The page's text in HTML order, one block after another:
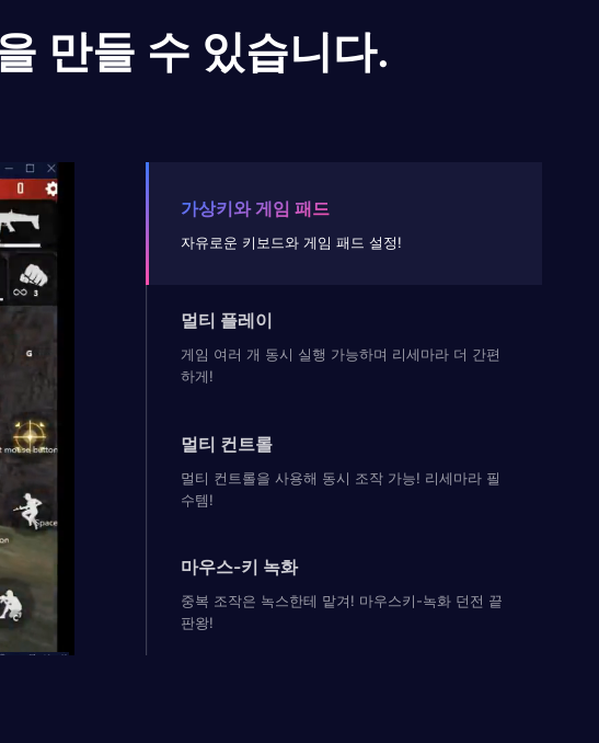
만들 수 있습니다.
가상키와 게임 패드
자유로운 키보드와 게임 패드 설정!
멀티 플레이
게임 여러 개 동시 실행 가능하며 리세마라 더 간편
하게!
멀티 컨트롤
멀티 컨트롤을 사용해 동시 조작 가능! 리세마라 필
수템!
마우스-키 녹화
중복 조작은 녹스한테 맡겨! 마우스키-녹화 던전 끝
판왕!